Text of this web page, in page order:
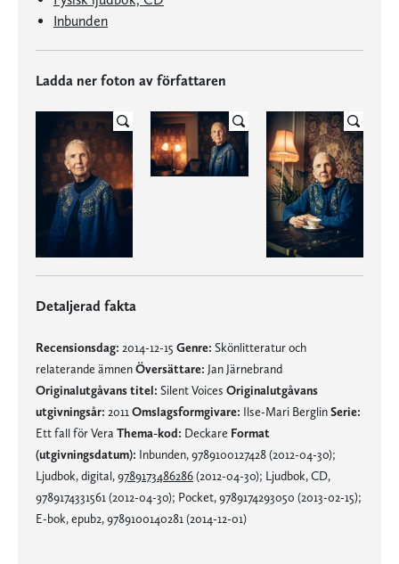
Inbunden
Ladda ner foton av författaren
Detaljerad fakta
Recensionsdag: 2014-12-15 Genre: Skönlitteratur och
relaterande ämnenÖversättare: Jan Järnebrand
Originalutgåvans titel: Silent Voices Originalutgåvans
utgivningsår: 2011 Omslagsformgivare: Ilse-Mari BerglinSerie:
Ett fall för Vera Thema-kod: Deckare Format
(utgivningsdatum): Inbunden, 9789100127428 (2012-04-30);
Ljudbok, digital,9789173486286(2012-04-30); Ljudbok, CD,
9789174331561 (2012-04-30); Pocket, 9789174293050 (2013-02-15);
E-bok, epub2, 9789100140281 (2014-12-01)